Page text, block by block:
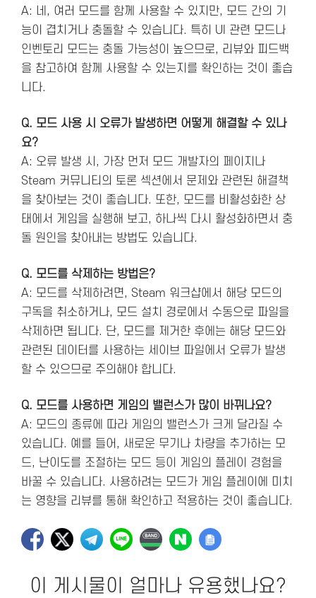
A: 네, 여러 모드를 함께 사용할 수 있지만, 모드 간의 기
능이 겹치거나 충돌할 수 있습니다. 특히 UI 관련 모드나
인벤토리 모드는 충돌 가능성이 높으므로, 리뷰와 피드백
을 참고하여 함께 사용할 수 있는지를 확인하는 것이 좋습
니다.
Q. 모드 사용 시 오류가 발생하면 어떻게 해결할 수 있나
요?
A: 오류 발생 시, 가장 먼저 모드 개발자의 페이지나
Steam 커뮤니티의 토론 섹션에서 문제와 관련된 해결책
을 찾아보는 것이 좋습니다. 또한, 모드를 비활성화한 상
태에서 게임을 실행해 보고, 하나씩 다시 활성화하면서 충
돌 원인을 찾아내는 방법도 있습니다.
Q. 모드를 삭제하는 방법은?
A: 모드를 삭제하려면, Steam 워크샵에서 해당 모드의
구독을 취소하거나, 모드 설치 경로에서 수동으로 파일을
삭제하면 됩니다. 단, 모드를 제거한 후에는 해당 모드와
관련된 데이터를 사용하는 세이브 파일에서 오류가 발생
할 수 있으므로 주의해야 합니다.
Q. 모드를 사용하면 게임의 밸런스가 많이 바뀌나요?
A: 모드의 종류에 따라 게임의 밸런스가 크게 달라질 수
있습니다. 예를 들어, 새로운 무기나 차량을 추가하는 모
드, 난이도를 조절하는 모드 등이 게임의 플레이 경험을
바꿀 수 있습니다. 사용하려는 모드가 게임 플레이에 미치
는 영향을 리뷰를 통해 확인하고 적용하는 것이 좋습니다.
이 게시물이 얼마나 유용했나요?